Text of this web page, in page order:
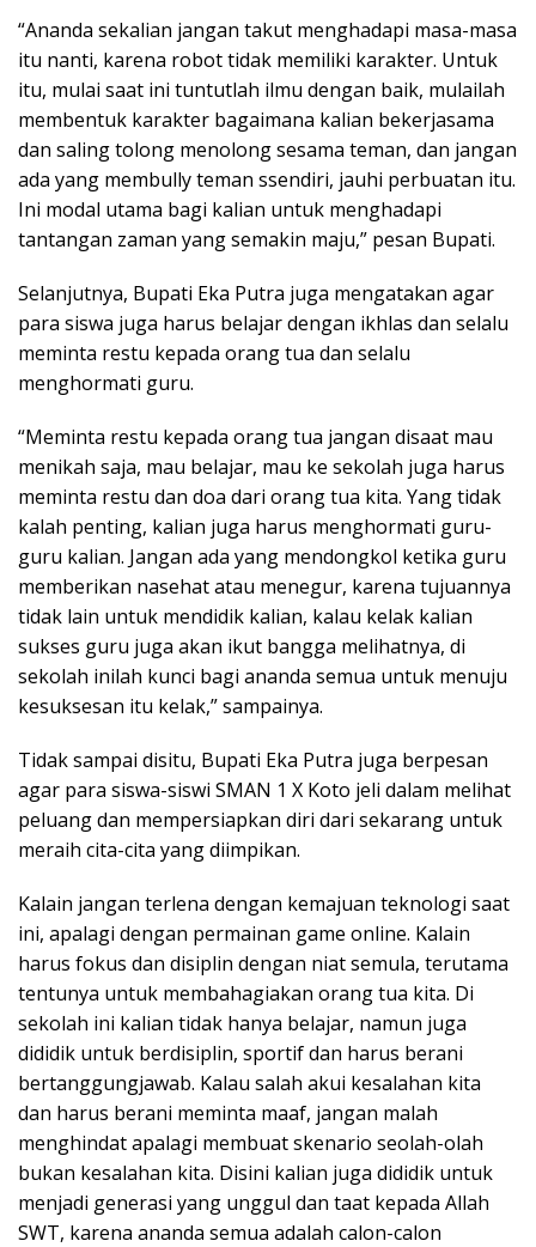
“Ananda sekalian jangan takut menghadapi masa-masa
itu nanti, karena robot tidak memiliki karakter. Untuk
itu, mulai saat ini tuntutlah ilmu dengan baik, mulailah
membentuk karakter bagaimana kalian bekerjasama
dan saling tolong menolong sesama teman, dan jangan
ada yang membully teman ssendiri, jauhi perbuatan itu.
Ini modal utama bagi kalian untuk menghadapi
tantangan zaman yang semakin maju,” pesan Bupati.
Selanjutnya, Bupati Eka Putra juga mengatakan agar
para siswa juga harus belajar dengan ikhlas dan selalu
meminta restu kepada orang tua dan selalu
menghormati guru.
“Meminta restu kepada orang tua jangan disaat mau
menikah saja, mau belajar, mau ke sekolah juga harus
meminta restu dan doa dari orang tua kita. Yang tidak
kalah penting, kalian juga harus menghormati guru-
guru kalian. Jangan ada yang mendongkol ketika guru
memberikan nasehat atau menegur, karena tujuannya
tidak lain untuk mendidik kalian, kalau kelak kalian
sukses guru juga akan ikut bangga melihatnya, di
sekolah inilah kunci bagi ananda semua untuk menuju
kesuksesan itu kelak,” sampainya.
Tidak sampai disitu, Bupati Eka Putra juga berpesan
agar para siswa-siswi SMAN 1 X Koto jeli dalam melihat
peluang dan mempersiapkan diri dari sekarang untuk
meraih cita-cita yang diimpikan.
Kalain jangan terlena dengan kemajuan teknologi saat
ini, apalagi dengan permainan game online. Kalain
harus fokus dan disiplin dengan niat semula, terutama
tentunya untuk membahagiakan orang tua kita. Di
sekolah ini kalian tidak hanya belajar, namun juga
dididik untuk berdisiplin, sportif dan harus berani
bertanggungjawab. Kalau salah akui kesalahan kita
dan harus berani meminta maaf, jangan malah
menghindat apalagi membuat skenario seolah-olah
bukan kesalahan kita. Disini kalian juga dididik untuk
menjadi generasi yang unggul dan taat kepada Allah
SWT, karena ananda semua adalah calon-calon